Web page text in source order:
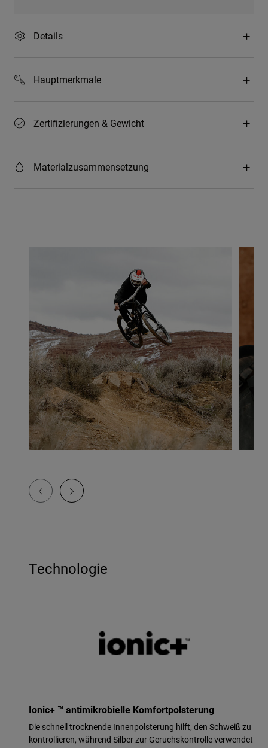
Details
Hauptmerkmale
Zertifizierungen & Gewicht
Materialzusammensetzung
Technologie
Ionic+ ™ antimikrobielle Komfortpolsterung
Die schnell trocknende Innenpolsterung hilft, den Schweiß zu
kontrollieren, während Silber zur Geruchskontrolle verwendet